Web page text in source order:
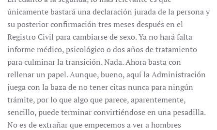
únicamente bastará una declaración jurada de la persona y
su posterior confirmación tres meses después en el
Registro Civil para cambiarse de sexo. Ya no hará falta
informe médico, psicológico o dos años de tratamiento
para culminar la transición. Nada. Ahora basta con
rellenar un papel. Aunque, bueno, aquí la Administración
juega con la baza de no tener citas nunca para ningún
trámite, por lo que algo que parece, aparentemente,
sencillo, puede terminar convirtiéndose en una pesadilla.
No es de extrañar que empecemos a ver a hombres